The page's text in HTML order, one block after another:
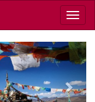
Next